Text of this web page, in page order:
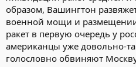
образом, Вашингтон
военной мощи и размещении
ракет в первую очередь у
американцы уже довольно-
голословно обвиняют